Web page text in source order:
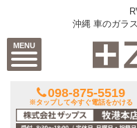
MENU
沖縄 車のガラ
098-875-5519
※タップして今すぐ電話をかける